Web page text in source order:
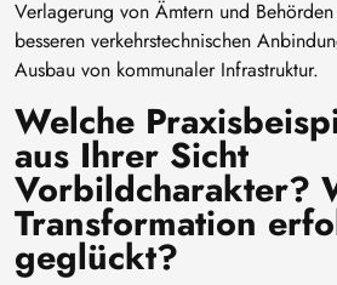
Verlagerung von Ämtern und
besseren verkehrstechnischen
Ausbau von kommunaler Infrastruktur.
Welche
aus Ihrer Sicht
Vorbildcharakter?
Transformation
geglückt?